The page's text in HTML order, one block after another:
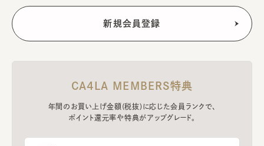
CA4LA MEMBERS特典
年間のお買い上げ金額(税抜)に応じた会員ランクで、
ポイント還元率や特典がアップグレード。